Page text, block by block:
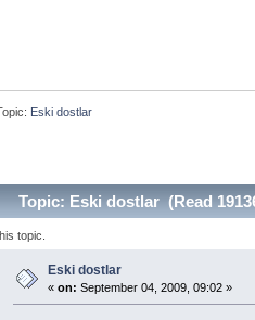
Eski dostlar
Topic: Eski dostlar (Read
topic.
Eski dostlar
« on: September 04, 2009, 09:02 »